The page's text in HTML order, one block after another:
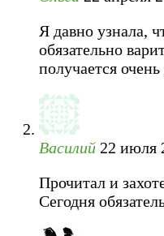
Я давно узнала,
обязательно
получается
Василий 22 июля
Прочитал и
Сегодня